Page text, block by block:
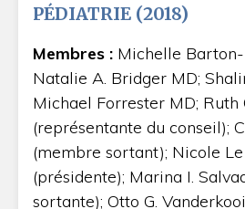
PÉDIATRIE (2018)
Membres : Michelle
Natalie A. Bridger MD;
Michael Forrester MD; Ruth
(représentante du conseil);
(membre sortant); Nicole
(présidente); Marina I.
sortante); Otto G.